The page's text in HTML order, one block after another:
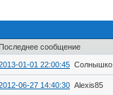
Последнее сообщение
01-01 22:00:45 Солнышко
06-27 14:40:30 Alexis85